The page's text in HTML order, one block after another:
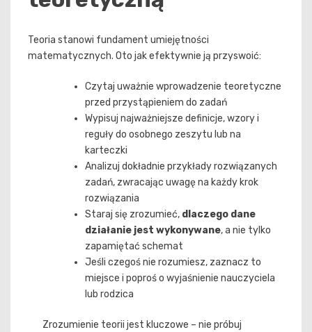
Teoria stanowi fundament umiejętności
matematycznych. Oto jak efektywnie ją przyswoić:
Czytaj uważnie wprowadzenie teoretyczne
przed przystąpieniem do zadań
Wypisuj najważniejsze definicje, wzory i
reguły do osobnego zeszytu lub na
karteczki
Analizuj dokładnie przykłady rozwiązanych
zadań, zwracając uwagę na każdy krok
rozwiązania
Staraj się zrozumieć, dlaczego dane
działanie jest wykonywane, a nie tylko
zapamiętać schemat
Jeśli czegoś nie rozumiesz, zaznacz to
miejsce i poproś o wyjaśnienie nauczyciela
lub rodzica
Zrozumienie teorii jest kluczowe – nie próbuj